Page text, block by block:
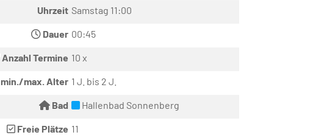
Uhrzeit Samstag 11:00
Dauer 00:45
Anzahl Termine 10 x
min./max. Alter 1 J. bis 2 J.
Bad Hallenbad Sonnenberg
Freie Plätze 11